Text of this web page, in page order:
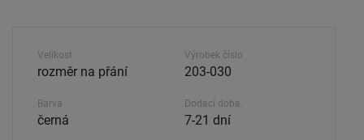
Velikost
rozměr na přání
Barva
černá
Výrobek číslo
203-030
Dodací doba.
7-21 dní